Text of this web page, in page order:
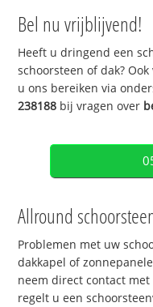
Bel nu vrijblijvend!
Heeft u dringend een
schoorsteen of dak?
u ons bereiken via
238188 bij vragen over
Allround
Problemen met uw
dakkapel of
neem direct contact met
regelt u een